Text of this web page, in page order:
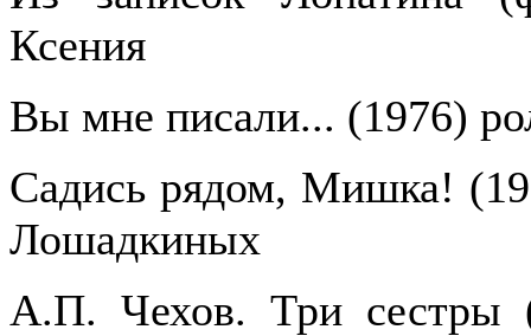
Ксения
Вы мне писали... (1976)
Садись рядом, Мишка!
Лошадкиных
А.П. Чехов. Три сестры